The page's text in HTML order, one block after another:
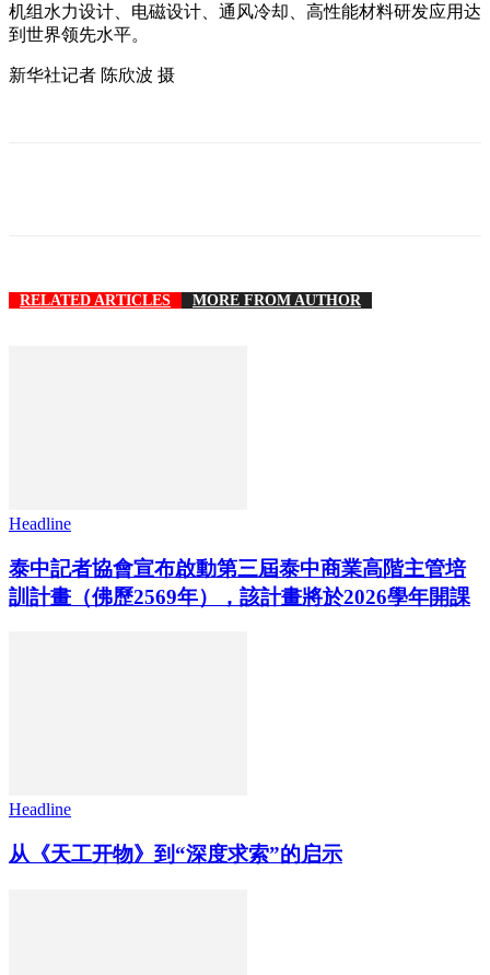
机组水力设计、电磁设计、通风冷却、高性能材料研发应用达
到世界领先水平。
新华社记者 陈欣波 摄
RELATED ARTICLES MORE FROM AUTHOR
Headline
泰中記者協會宣布啟動第三屆泰中商業高階主管培
訓計畫（佛歷2569年），該計畫將於2026學年開課
Headline
从《天工开物》到“深度求索”的启示